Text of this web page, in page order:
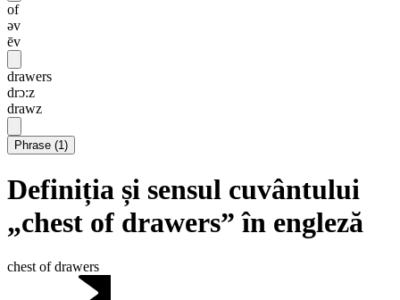
of
əv
ēv
drawers
drɔ:z
drawz
Phrase (1)
Definiția și sensul cuvântului
„chest of drawers” în engleză
chest of drawers